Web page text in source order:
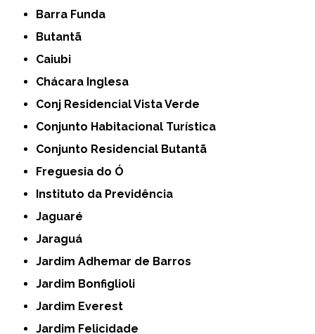
Barra Funda
Butantã
Caiubi
Chácara Inglesa
Conj Residencial Vista Verde
Conjunto Habitacional Turística
Conjunto Residencial Butantã
Freguesia do Ó
Instituto da Previdência
Jaguaré
Jaraguá
Jardim Adhemar de Barros
Jardim Bonfiglioli
Jardim Everest
Jardim Felicidade